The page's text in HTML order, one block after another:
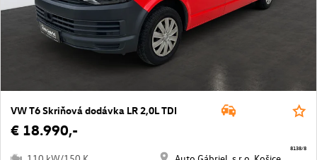
VW T6 Skriňová dodávka LR 2,0L TDI
€ 18.990,-
8138/8